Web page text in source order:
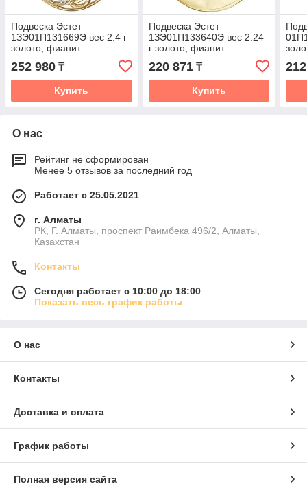
Подвеска Эстет
1ЗЭ01П131669Э вес 2.4 г
золото, фианит
252 980 ₸
Купить
Подвеска Эстет
1ЗЭ01П133640Э вес 2.24
г золото, фианит
220 871₸
Купить
О нас
Рейтинг не сформирован
Менее 5 отзывов за последний год
Работает с 25.05.2021
г. Алматы
РК, Г. Алматы, проспект Раимбека 496/2, Алматы,
Казахстан
Контакты
Сегодня работает с 10:00 до 18:00
Показать весь график работы
О нас
Контакты
Доставка и оплата
График работы
Полная версия сайта